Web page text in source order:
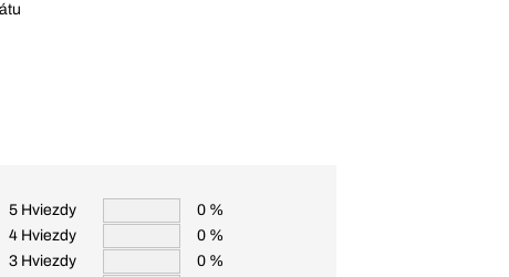
5 Hviezdy
0 %
4 Hviezdy
0 %
3 Hviezdy
0 %